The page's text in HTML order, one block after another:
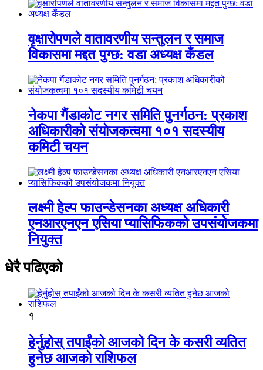
वृक्षारोपणले वातावरणीय सन्तुलन र समाज
विकासमा मद्दत पुग्छ: वडा अध्यक्ष कँडल
नेकपा गैंडाकोट नगर समिति पुनर्गठन: प्रकाश
अधिकारीको संयोजकत्वमा १०१ सदस्यीय
कमिटी चयन
लक्ष्मी हेल्प फाउन्डेसनका अध्यक्ष अधिकारी
एनआरएनएन एसिया प्यासिफिकको उपसंयोजकमा
नियुक्त
धेरै पढिएको
१
हेर्नुहोस् तपाईंको आजको दिन के कसरी व्यतित
हुनेछ आजको राशिफल